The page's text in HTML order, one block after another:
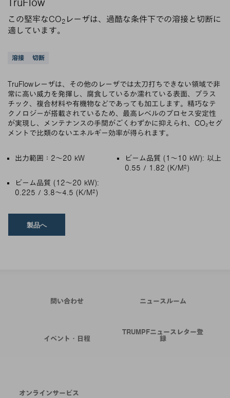
TruFlow
この堅牢なCO2 レーザは、過酷な条件下での溶接と切断に
適しています。
サポートされているアプリケーション
溶接 切断
TruFlowレーザは、その他のレーザでは太刀打ちできない領域で非
常に高い威力を発揮し、腐食しているか濡れている表面、プラス
チック、複合材料や有機物などであっても加工します。精巧なテ
クノロジーが搭載されているため、最高レベルのプロセス安定性
が実現し、メンテナンスの手間がごくわずかに抑えられ、CO₂セグ
メントで比類のないエネルギー効率が得られます。
主な特徴
出力範囲：2～20 kW
ビーム品質 (1～10 kW): 以上
0.55 / 1.82 (K/M²)
ビーム品質 (12～20 kW):
0.225 / 3.8～4.5 (K/M²)
製品へ
問い合わせ ニュースルーム
イベント・日程
TRUMPFニュースレター登
録
オンラインサービス